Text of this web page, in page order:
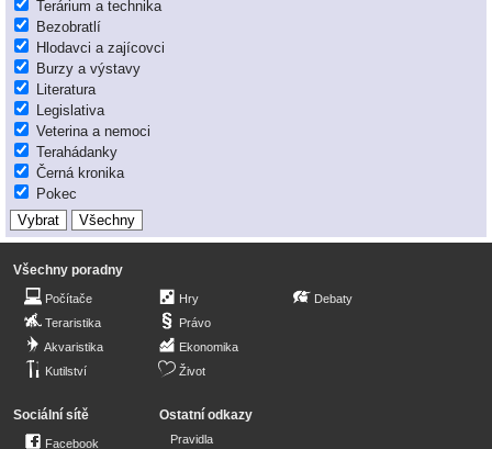
Terárium a technika
Bezobratlí
Hlodavci a zajícovci
Burzy a výstavy
Literatura
Legislativa
Veterina a nemoci
Terahádanky
Černá kronika
Pokec
Všechny poradny
Počítače
Teraristika
Akvaristika
Kutilství
Hry
Právo
Ekonomika
Život
Debaty
Sociální sítě
Facebook
Ostatní odkazy
Pravidla